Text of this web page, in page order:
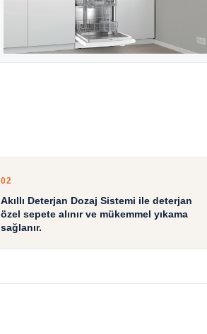
02
Akıllı Deterjan Dozaj Sistemi ile deterjan
özel sepete alınır ve mükemmel yıkama
sağlanır.